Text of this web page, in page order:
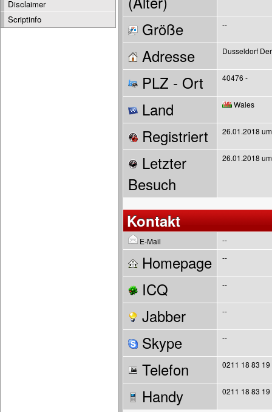
Größe --
Adresse Dusseldorf
PLZ - Ort 40476 -
Land Wales
Registriert 26.01.2018
Letzter
Besuch
26.01.2018
Kontakt
E-Mail --
Homepage --
ICQ --
Jabber --
Skype --
Telefon 0211 18 83 19
Handy 0211 18 83 19
Disclaimer
Scriptinfo